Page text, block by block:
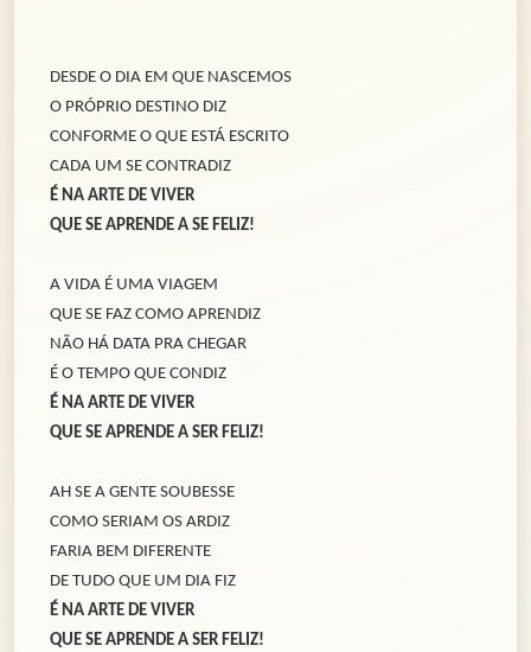
DESDE O DIA EM QUE NASCEMOS
O PRÓPRIO DESTINO DIZ
CONFORME O QUE ESTÁ ESCRITO
CADA UM SE CONTRADIZ
É NA ARTE DE VIVER
QUE SE APRENDE A SE FELIZ!
A VIDA É UMA VIAGEM
QUE SE FAZ COMO APRENDIZ
NÃO HÁ DATA PRA CHEGAR
É O TEMPO QUE CONDIZ
É NA ARTE DE VIVER
QUE SE APRENDE A SER FELIZ!
AH SE A GENTE SOUBESSE
COMO SERIAM OS ARDIZ
FARIA BEM DIFERENTE
DE TUDO QUE UM DIA FIZ
É NA ARTE DE VIVER
QUE SE APRENDE A SER FELIZ!